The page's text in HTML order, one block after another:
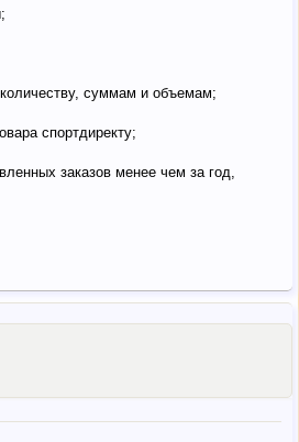
суммам и объемам;
спортдиректу;
заказов менее чем за год,